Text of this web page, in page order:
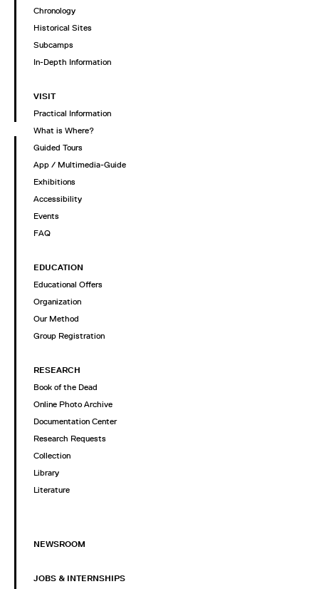
Chronology
Historical Sites
Subcamps
In-Depth Information
VISIT
Practical Information
What is Where?
Guided Tours
App / Multimedia-Guide
Exhibitions
Accessibility
Events
FAQ
EDUCATION
Educational Offers
Organization
Our Method
Group Registration
RESEARCH
Book of the Dead
Online Photo Archive
Documentation Center
Research Requests
Collection
Library
Literature
NEWSROOM
JOBS & INTERNSHIPS